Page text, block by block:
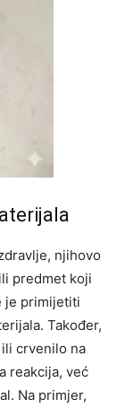
njihovo
predmet koji
je primijetiti
Također,
crvenilo na
reakcija, već
Na primjer,